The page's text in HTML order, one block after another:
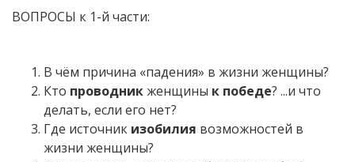
ВОПРОСЫ к 1-й части:
В чём причина «падения» в жизни женщины?
Кто проводникженщины к победе? ...и что
делать, если его нет?
Где источник изобилия возможностей в
жизни женщины?